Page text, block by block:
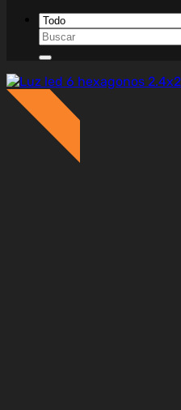
Buscar
por: